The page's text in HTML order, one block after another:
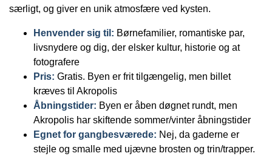
særligt, og giver en unik atmosfære ved kysten.
Henvender sig til: Børnefamilier, romantiske par,
livsnydere og dig, der elsker kultur, historie og at
fotografere
Pris: Gratis. Byen er frit tilgængelig, men billet
kræves til Akropolis
Åbningstider: Byen er åben døgnet rundt, men
Akropolis har skiftende sommer/vinter åbningstider
Egnet for gangbesværede: Nej, da gaderne er
stejle og smalle med ujævne brosten og trin/trapper.